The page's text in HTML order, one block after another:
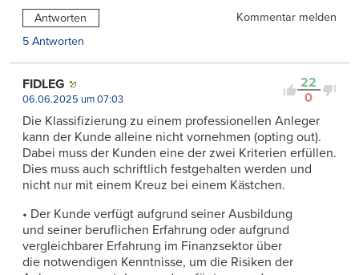
Antworten
Kommentar melden
5 Antworten
22
0
FIDLEG
06.06.2025 um 07:03
Die Klassifizierung zu einem professionellen Anleger
kann der Kunde alleine nicht vornehmen (opting out).
Dabei muss der Kunden eine der zwei Kriterien erfüllen.
Dies muss auch schriftlich festgehalten werden und
nicht nur mit einem Kreuz bei einem Kästchen.
• Der Kunde verfügt aufgrund seiner Ausbildung
und seiner beruflichen Erfahrung oder aufgrund
vergleichbarer Erfahrung im Finanzsektor über
die notwendigen Kenntnisse, um die Risiken der